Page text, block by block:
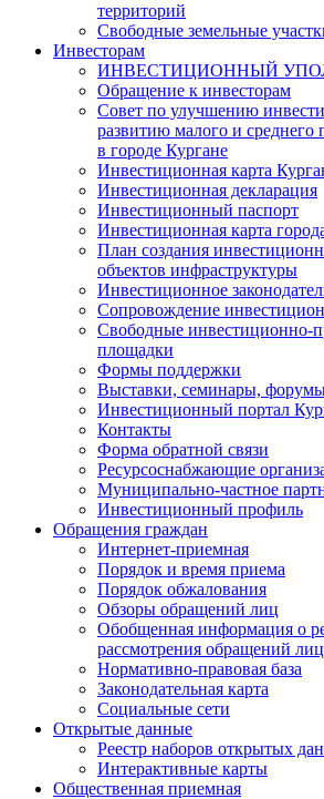
территорий
Свободные земельные
Инвесторам
ИНВЕСТИЦИОННЫЙ
Обращение к инвесторам
Совет по улучшению
развитию малого и среднего
в городе Кургане
Инвестиционная карта
Инвестиционная декларация
Инвестиционный паспорт
Инвестиционная карта
План создания
объектов инфраструктуры
Инвестиционное
Сопровождение
Свободные инвестиционно-
площадки
Формы поддержки
Выставки, семинары,
Инвестиционный портал
Контакты
Форма обратной связи
Ресурсоснабжающие
Муниципально-частное
Инвестиционный профиль
Обращения граждан
Интернет-приемная
Порядок и время приема
Порядок обжалования
Обзоры обращений лиц
Обобщенная информация о
рассмотрения обращений
Нормативно-правовая база
Законодательная карта
Социальные сети
Открытые данные
Реестр наборов открытых
Интерактивные карты
Общественная приемная